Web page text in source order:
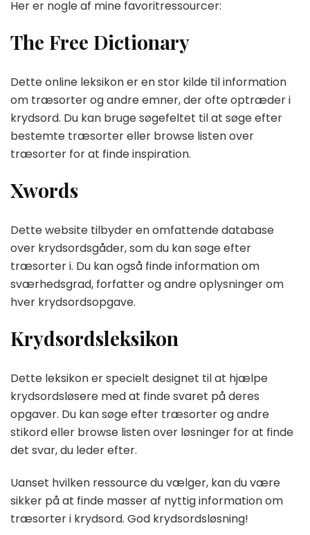
Her er nogle af mine favoritressourcer:
The Free Dictionary
Dette online leksikon er en stor kilde til information
om træsorter og andre emner, der ofte optræder i
krydsord. Du kan bruge søgefeltet til at søge efter
bestemte træsorter eller browse listen over
træsorter for at finde inspiration.
Xwords
Dette website tilbyder en omfattende database
over krydsordsgåder, som du kan søge efter
træsorter i. Du kan også finde information om
sværhedsgrad, forfatter og andre oplysninger om
hver krydsordsopgave.
Krydsordsleksikon
Dette leksikon er specielt designet til at hjælpe
krydsordsløsere med at finde svaret på deres
opgaver. Du kan søge efter træsorter og andre
stikord eller browse listen over løsninger for at finde
det svar, du leder efter.
Uanset hvilken ressource du vælger, kan du være
sikker på at finde masser af nyttig information om
træsorter i krydsord. God krydsordsløsning!